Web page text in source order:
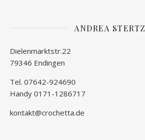
ANDREA STERTZ
Dielenmarktstr.22
79346 Endingen
Tel. 07642-924690
Handy 0171-1286717
kontakt@crochetta.de